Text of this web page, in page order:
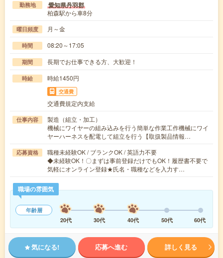
勤務地 愛知県丹羽郡
柏森駅から車8分
曜日頻度 月～金
時間 08:20～17:05
期間 長期でお仕事できる方、大歓迎！
時給 時給1450円
交通費
交通費規定内支給
仕事内容
製造（組立・加工）
機械にワイヤーの組み込みを行う簡単な作業工作機械にワイ
ヤーハーネスを配電して組立を行う【取扱製品情報…
応募資格
職種未経験OK / ブランクOK / 英語力不要
◆未経験OK！〇まずは事前登録だけでもOK！履歴書不要で
気軽にオンライン登録★氏名・職種などを入力す…
職場の雰囲気
年齢層
20代
30代 40代 50代 60代
気になる! 応募へ進む 詳しく見る